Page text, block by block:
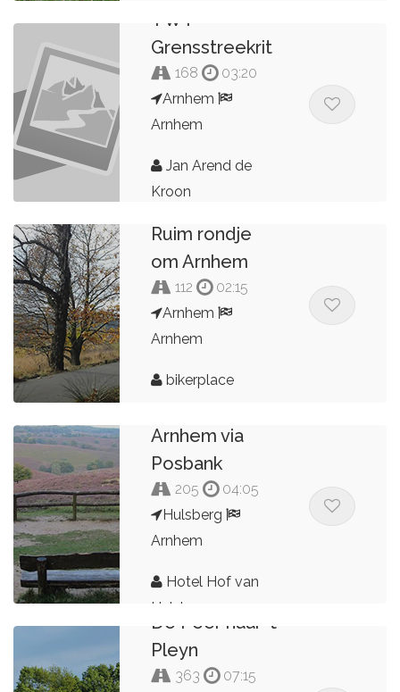
TWT
Grensstreekrit
168
03:20
Arnhem
Arnhem
Jan Arend de
Kroon
Ruim rondje
om Arnhem
112
02:15
Arnhem
Arnhem
bikerplace
Arnhem via
Posbank
205
04:05
Hulsberg
Arnhem
Hotel Hof van
Hulsberg
De Peer naar 't
Pleyn
363
07:15